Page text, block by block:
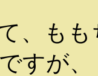
、も
すが